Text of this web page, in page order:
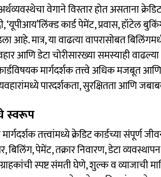
वेगाने विस्तार होत असताना
कार्ड पेमेंट, प्रवास, हॉटेल
आहे. मात्र, या वाढत्या वापरासोबत
आणि डेटा चोरीसारख्या समस्याही वाढल्या
मार्गदर्शक तत्त्वे अधिक मजबूत
पारदर्शकता, सुरक्षितता आणि
स्वरूप
तत्त्वांमध्ये क्रेडिट कार्डच्या
बिलिंग, पेमेंट, तक्रार निवारण, डेटा
स्पष्ट संमती घेणे, शुल्क व व्याजाची